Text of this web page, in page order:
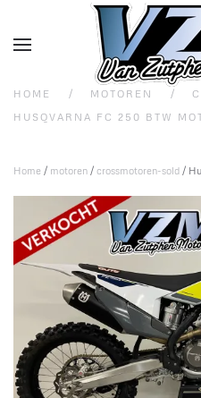
Overslaan en naar de
HOME MOTOREN
HUSQVARNA FC 250 BTW
Home / motoren / crossmotoren-sold /